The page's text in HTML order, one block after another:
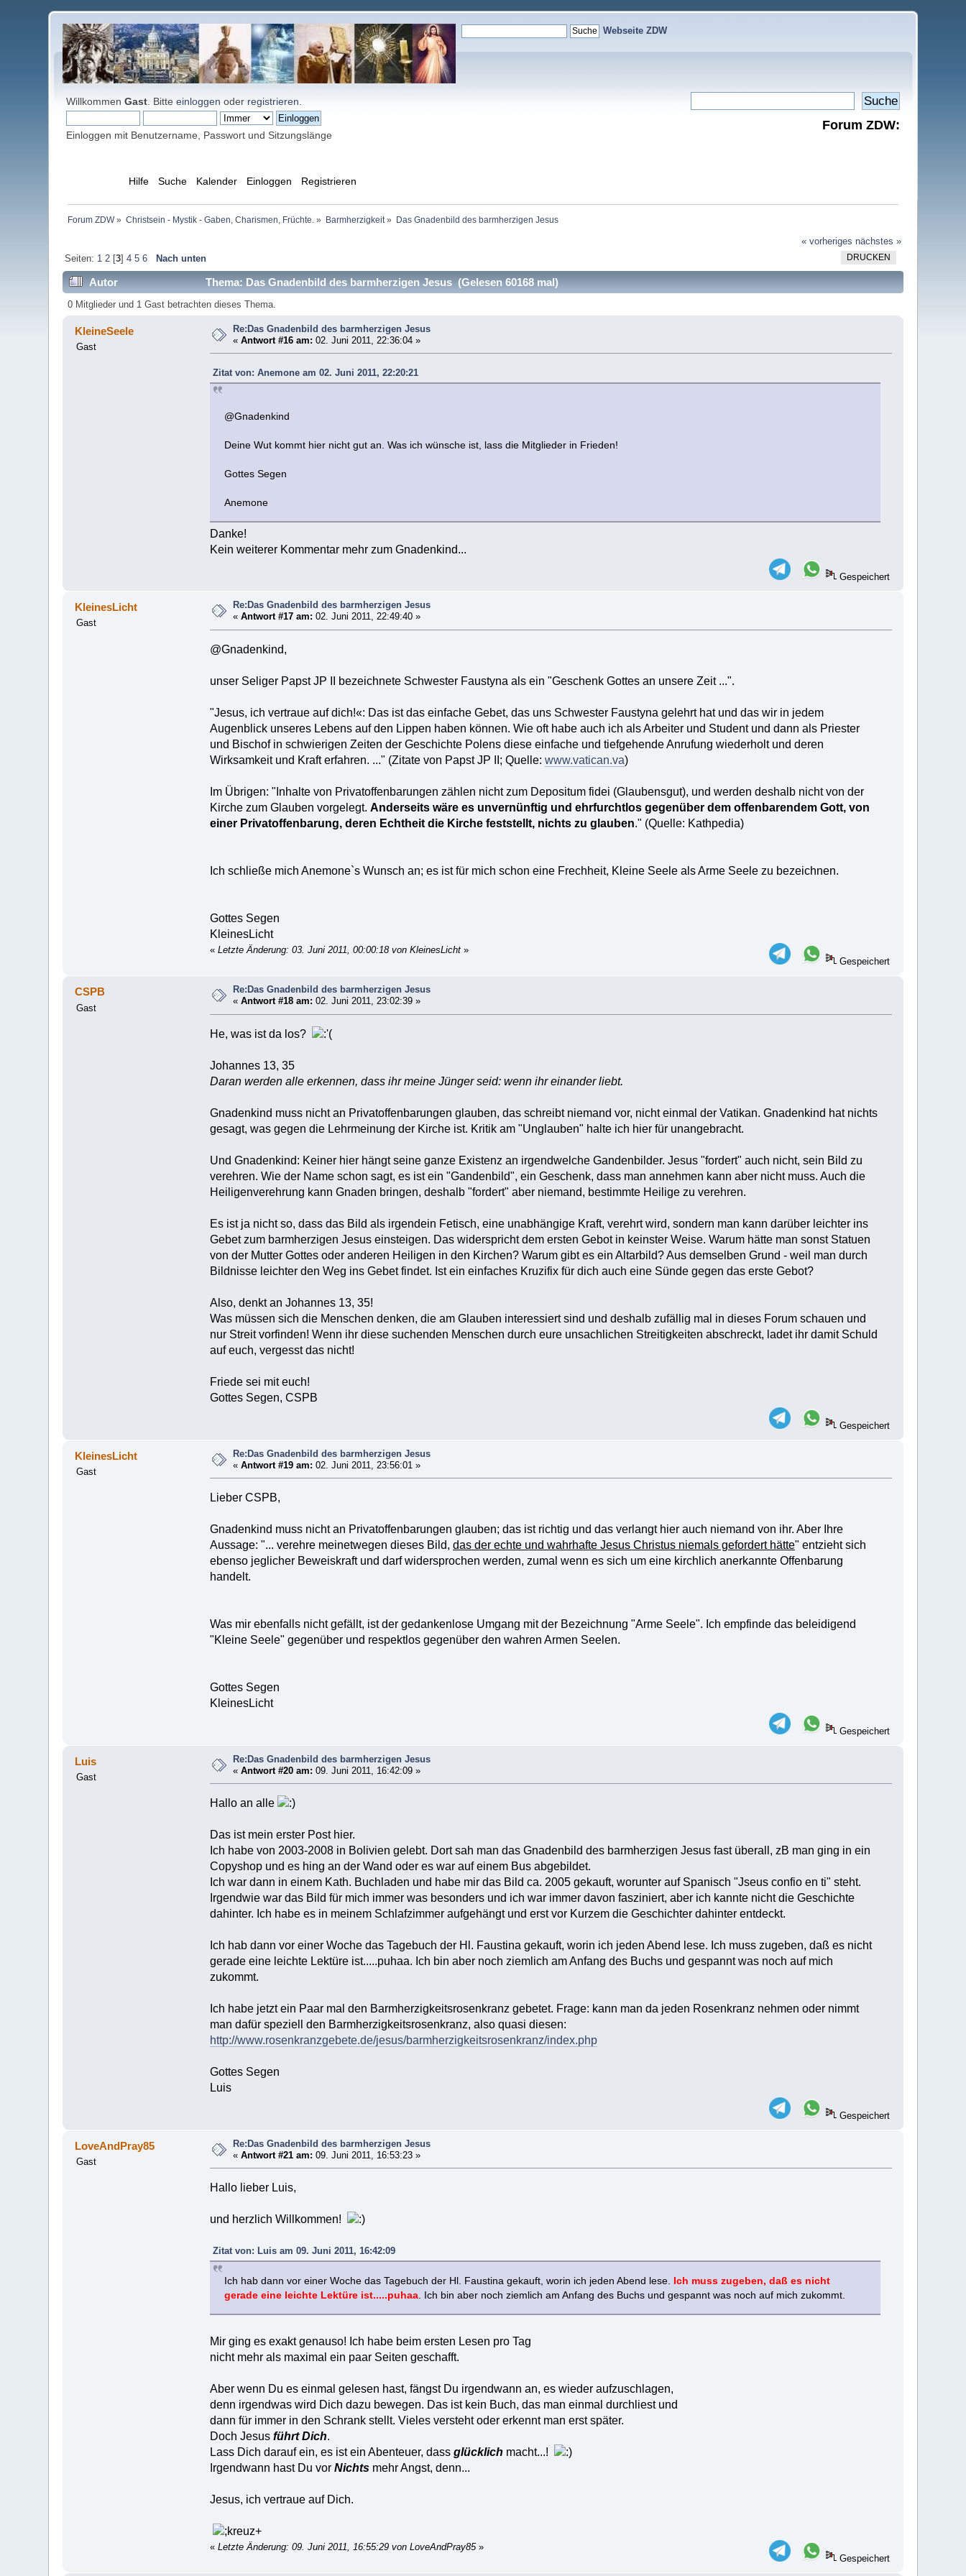
Webseite ZDW
WillkommenGast . Bitteeinloggen oder registrieren
Einloggen mit Benutzername, Passwort und Sitzungslänge
Forum ZDW:
Hilfe Suche Kalender Einloggen Registrieren
Forum ZDW» Christsein - Mystik - Gaben, Charismen, Früchte.» Barmherzigkeit» Das Gnadenbild des barmherzigen Jesus
« vorheriges nächstes »
DRUCKEN
Seiten: 1 2[3] 4 5 6 Nach unten
Autor Thema: Das Gnadenbild des barmherzigen Jesus (Gelesen 60168 mal)
0 Mitglieder und 1 Gast betrachten dieses Thema.
KleineSeele
Gast
Re:Das Gnadenbild des barmherzigen Jesus
«Antwort #16 am: 02. Juni 2011, 22:36:04 »
Zitat von: Anemone am 02. Juni 2011, 22:20:21
@Gnadenkind
Deine Wut kommt hier nicht gut an. Was ich wünsche ist, lass die Mitglieder in Frieden!
Gottes Segen
Anemone
Danke!
Kein weiterer Kommentar mehr zum Gnadenkind...
Gespeichert
KleinesLicht
Gast
Re:Das Gnadenbild des barmherzigen Jesus
«Antwort #17 am: 02. Juni 2011, 22:49:40 »
@Gnadenkind,
unser Seliger Papst JP II bezeichnete Schwester Faustyna als ein "Geschenk Gottes an unsere Zeit ...".
"Jesus, ich vertraue auf dich!«: Das ist das einfache Gebet, das uns Schwester Faustyna gelehrt hat und das wir in jedem
Augenblick unseres Lebens auf den Lippen haben können. Wie oft habe auch ich als Arbeiter und Student und dann als Priester
und Bischof in schwierigen Zeiten der Geschichte Polens diese einfache und tiefgehende Anrufung wiederholt und deren
Wirksamkeit und Kraft erfahren. ..." (Zitate von Papst JP II; Quelle: www.vatican.va)
Im Übrigen: "Inhalte von Privatoffenbarungen zählen nicht zum Depositum fidei (Glaubensgut), und werden deshalb nicht von der
Kirche zum Glauben vorgelegt. Anderseits wäre es unvernünftig und ehrfurchtlos gegenüber dem offenbarendem Gott, von
einer Privatoffenbarung, deren Echtheit die Kirche feststellt, nichts zu glauben." (Quelle: Kathpedia)
Ich schließe mich Anemone`s Wunsch an; es ist für mich schon eine Frechheit, Kleine Seele als Arme Seele zu bezeichnen.
Gottes Segen
KleinesLicht
« Letzte Änderung: 03. Juni 2011, 00:00:18 von KleinesLicht »
Gespeichert
CSPB
Gast
Re:Das Gnadenbild des barmherzigen Jesus
«Antwort #18 am: 02. Juni 2011, 23:02:39 »
He, was ist da los?
Johannes 13, 35
Daran werden alle erkennen, dass ihr meine Jünger seid: wenn ihr einander liebt.
Gnadenkind muss nicht an Privatoffenbarungen glauben, das schreibt niemand vor, nicht einmal der Vatikan. Gnadenkind hat nichts
gesagt, was gegen die Lehrmeinung der Kirche ist. Kritik am "Unglauben" halte ich hier für unangebracht.
Und Gnadenkind: Keiner hier hängt seine ganze Existenz an irgendwelche Gandenbilder. Jesus "fordert" auch nicht, sein Bild zu
verehren. Wie der Name schon sagt, es ist ein "Gandenbild", ein Geschenk, dass man annehmen kann aber nicht muss. Auch die
Heiligenverehrung kann Gnaden bringen, deshalb "fordert" aber niemand, bestimmte Heilige zu verehren.
Es ist ja nicht so, dass das Bild als irgendein Fetisch, eine unabhängige Kraft, verehrt wird, sondern man kann darüber leichter ins
Gebet zum barmherzigen Jesus einsteigen. Das widerspricht dem ersten Gebot in keinster Weise. Warum hätte man sonst Statuen
von der Mutter Gottes oder anderen Heiligen in den Kirchen? Warum gibt es ein Altarbild? Aus demselben Grund - weil man durch
Bildnisse leichter den Weg ins Gebet findet. Ist ein einfaches Kruzifix für dich auch eine Sünde gegen das erste Gebot?
Also, denkt an Johannes 13, 35!
Was müssen sich die Menschen denken, die am Glauben interessiert sind und deshalb zufällig mal in dieses Forum schauen und
nur Streit vorfinden! Wenn ihr diese suchenden Menschen durch eure unsachlichen Streitigkeiten abschreckt, ladet ihr damit Schuld
auf euch, vergesst das nicht!
Friede sei mit euch!
Gottes Segen, CSPB
Gespeichert
KleinesLicht
Gast
Re:Das Gnadenbild des barmherzigen Jesus
«Antwort #19 am: 02. Juni 2011, 23:56:01 »
Lieber CSPB,
Gnadenkind muss nicht an Privatoffenbarungen glauben; das ist richtig und das verlangt hier auch niemand von ihr. Aber Ihre
Aussage: "... verehre meinetwegen dieses Bild, das der echte und wahrhafte Jesus Christus niemals gefordert hätte" entzieht sich
ebenso jeglicher Beweiskraft und darf widersprochen werden, zumal wenn es sich um eine kirchlich anerkannte Offenbarung
handelt.
Was mir ebenfalls nicht gefällt, ist der gedankenlose Umgang mit der Bezeichnung "Arme Seele". Ich empfinde das beleidigend
"Kleine Seele" gegenüber und respektlos gegenüber den wahren Armen Seelen.
Gottes Segen
KleinesLicht
Gespeichert
Luis
Gast
Re:Das Gnadenbild des barmherzigen Jesus
«Antwort #20 am: 09. Juni 2011, 16:42:09 »
Hallo an alle
Das ist mein erster Post hier.
Ich habe von 2003-2008 in Bolivien gelebt. Dort sah man das Gnadenbild des barmherzigen Jesus fast überall, zB man ging in ein
Copyshop und es hing an der Wand oder es war auf einem Bus abgebildet.
Ich war dann in einem Kath. Buchladen und habe mir das Bild ca. 2005 gekauft, worunter auf Spanisch "Jseus confio en ti" steht.
Irgendwie war das Bild für mich immer was besonders und ich war immer davon fasziniert, aber ich kannte nicht die Geschichte
dahinter. Ich habe es in meinem Schlafzimmer aufgehängt und erst vor Kurzem die Geschichter dahinter entdeckt.
Ich hab dann vor einer Woche das Tagebuch der Hl. Faustina gekauft, worin ich jeden Abend lese. Ich muss zugeben, daß es nicht
gerade eine leichte Lektüre ist.....puhaa. Ich bin aber noch ziemlich am Anfang des Buchs und gespannt was noch auf mich
zukommt.
Ich habe jetzt ein Paar mal den Barmherzigkeitsrosenkranz gebetet. Frage: kann man da jeden Rosenkranz nehmen oder nimmt
man dafür speziell den Barmherzigkeitsrosenkranz, also quasi diesen:
http://www.rosenkranzgebete.de/jesus/barmherzigkeitsrosenkranz/index.php
Gottes Segen
Luis
Gespeichert
LoveAndPray85
Gast
Re:Das Gnadenbild des barmherzigen Jesus
«Antwort #21 am: 09. Juni 2011, 16:53:23 »
Hallo lieber Luis,
und herzlich Willkommen!
Zitat von: Luis am 09. Juni 2011, 16:42:09
Ich hab dann vor einer Woche das Tagebuch der Hl. Faustina gekauft, worin ich jeden Abend lese. Ich muss zugeben, daß es nicht
gerade eine leichte Lektüre ist.....puhaa . Ich bin aber noch ziemlich am Anfang des Buchs und gespannt was noch auf mich zukommt.
Mir ging es exakt genauso! Ich habe beim ersten Lesen pro Tag
nicht mehr als maximal ein paar Seiten geschafft.
Aber wenn Du es einmal gelesen hast, fängst Du irgendwann an, es wieder aufzuschlagen,
denn irgendwas wird Dich dazu bewegen. Das ist kein Buch, das man einmal durchliest und
dann für immer in den Schrank stellt. Vieles versteht oder erkennt man erst später.
Doch Jesus führt Dich.
Lass Dich darauf ein, es ist ein Abenteuer, dass glücklich macht...!
Irgendwann hast Du vor Nichts mehr Angst, denn...
Jesus, ich vertraue auf Dich.
« Letzte Änderung: 09. Juni 2011, 16:55:29 von LoveAndPray85»
Gespeichert